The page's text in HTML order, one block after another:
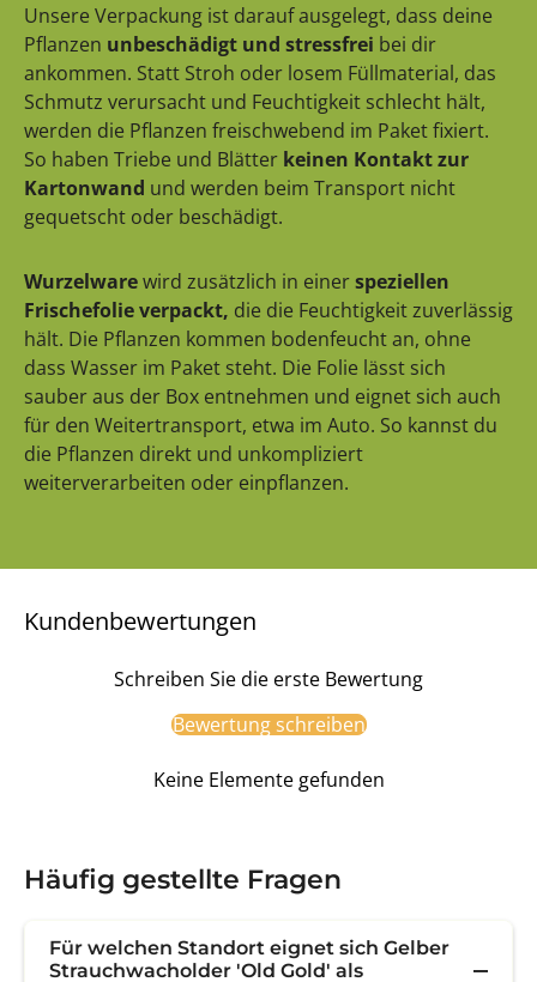
Unsere Verpackung ist darauf ausgelegt, dass deine
Pflanzen unbeschädigt und stressfrei bei dir
ankommen. Statt Stroh oder losem Füllmaterial, das
Schmutz verursacht und Feuchtigkeit schlecht hält,
werden die Pflanzen freischwebend im Paket fixiert.
So haben Triebe und Blätter keinen Kontakt zur
Kartonwand und werden beim Transport nicht
gequetscht oder beschädigt.
Wurzelwarewird zusätzlich in einerspeziellen
Frischefolie verpackt, die die Feuchtigkeit zuverlässig
hält. Die Pflanzen kommen bodenfeucht an, ohne
dass Wasser im Paket steht. Die Folie lässt sich
sauber aus der Box entnehmen und eignet sich auch
für den Weitertransport, etwa im Auto. So kannst du
die Pflanzen direkt und unkompliziert
weiterverarbeiten oder einpflanzen.
Kundenbewertungen
Schreiben Sie die erste Bewertung
Bewertung schreiben
Keine Elemente gefunden
Häufig gestellte Fragen
Für welchen Standort eignet sich Gelber
Strauchwacholder 'Old Gold' als